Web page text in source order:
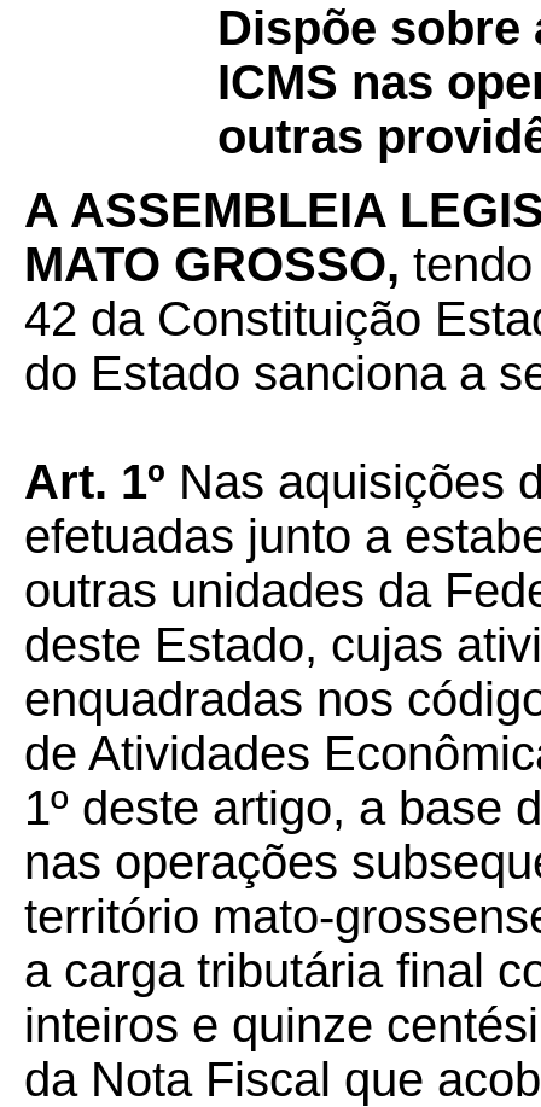
Dispõe sobre
ICMS nas
outras
A ASSEMBLEIA
MATO GROSSO,
42 da Constituição
do Estado sanciona a
Art. 1º Nas aquisições
efetuadas junto a
outras unidades da
deste Estado, cujas
enquadradas nos
de Atividades
1º deste artigo, a base
nas operações
território mato-
a carga tributária final
inteiros e quinze
da Nota Fiscal que